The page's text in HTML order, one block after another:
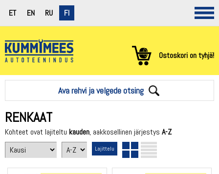
ET EN RU FI
Ostoskori on tyhjä!
Ava rehvi ja velgede otsing
RENKAAT
Kohteet ovat lajiteltu kauden, aakkosellinen järjestys A-Z